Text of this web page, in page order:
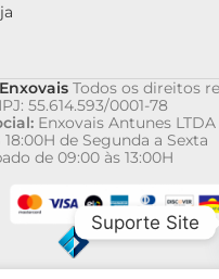
Todos os direitos
55.614.593/0001-78
Enxovais Antunes LTDA
18:00H de Segunda a Sexta
de 09:00 às 13:00H
Suporte Site